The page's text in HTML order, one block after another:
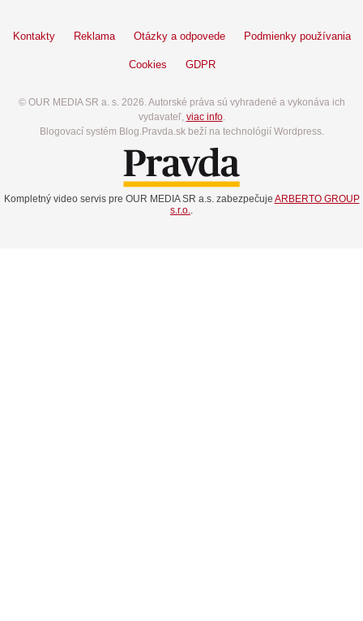
Kontakty Reklama Otázky a odpovede Podmienky používania
Cookies GDPR
© OUR MEDIA SR a. s. 2026. Autorské práva sú vyhradené a vykonáva ich
vydavateľ, viac info.
Blogovací systém Blog.Pravda.sk beží na technológií Wordpress.
Kompletný video servis pre OUR MEDIA SR a.s. zabezpečuje ARBERTO GROUP
s.r.o..